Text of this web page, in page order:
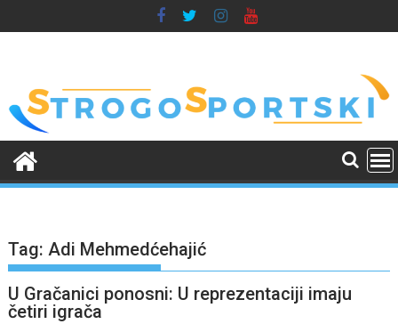
to
Tag:Adi Mehmedćehajić
U Gračanici ponosni: U reprezentaciji imaju
četiri igrača